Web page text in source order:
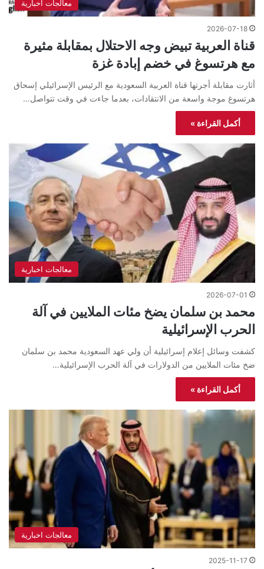
معالجات اخبارية
2026-07-18
قناة العربية تبيض وجه الاحتلال بمقابلة مثيرة
مع هرتسوغ في خضم إبادة غزة
أثارت مقابلة أجرتها قناة العربية السعودية مع الرئيس الإسرائيلي إسحاق
هرتسوغ موجة واسعة من الانتقادات، بعدما جاءت في وقت تتواصل…
أكمل القراءة »
معالجات اخبارية
2026-07-01
محمد بن سلمان يضخ مئات الملايين في آلة
الحرب الإسرائيلية
كشفت وسائل إعلام إسرائيلية أن ولي عهد السعودية محمد بن سلمان
ضخ مئات الملايين من الدولارات في آلة الحرب الإسرائيلية…
أكمل القراءة »
معالجات اخبارية
2025-11-17